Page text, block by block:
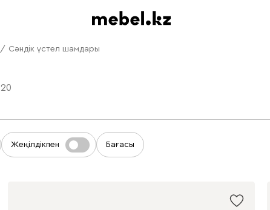
/ Сәндік үстел шамдары
20
Жеңілдікпен Бағасы